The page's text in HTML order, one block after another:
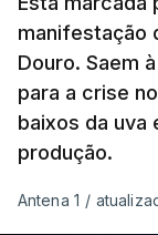
manifestação
Douro. Saem
para a crise
baixos da uva
produção.
Antena 1 /